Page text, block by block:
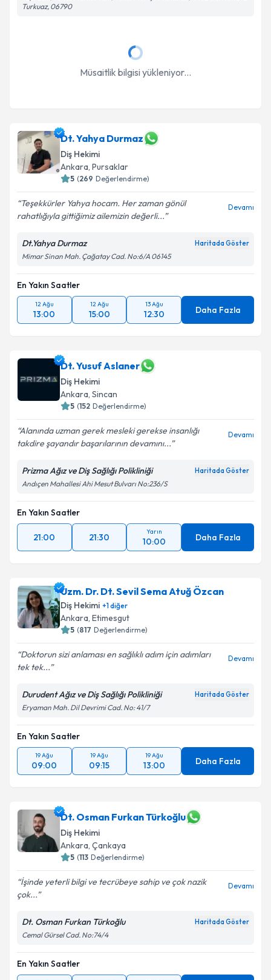
Turkuaz, 06790
Müsaitlik bilgisi yükleniyor...
Dt. Yahya Durmaz
Diş Hekimi
Ankara, Pursaklar
5 (269 Değerlendirme)
Teşekkürler Yahya hocam. Her zaman gönül
rahatlığıyla gittiğimiz ailemizin değerli...
Devamı
Dt.Yahya Durmaz Haritada Göster
Mimar Sinan Mah. Çağatay Cad. No:6/A 06145
En Yakın Saatler
12 Ağu
13:00
12 Ağu
15:00
13 Ağu
12:30 Daha Fazla
Dt. Yusuf Aslaner
Diş Hekimi
Ankara, Sincan
5 (152 Değerlendirme)
Alanında uzman gerek mesleki gerekse insanlığı
takdire şayandır başarılarının devamını...
Devamı
Prizma Ağız ve Diş Sağlığı Polikliniği Haritada Göster
Andıçen Mahallesi Ahi Mesut Bulvarı No:236/S
En Yakın Saatler
21:00 21:30
Yarın
10:00 Daha Fazla
Uzm. Dr. Dt. Sevil Sema Atuğ Özcan
Diş Hekimi +1diğer
Ankara, Etimesgut
5 (817 Değerlendirme)
Doktorun sizi anlaması en sağlıklı adım için adımları
tek tek...
Devamı
Durudent Ağız ve Diş Sağlığı Polikliniği Haritada Göster
Eryaman Mah. Dil Devrimi Cad. No: 41/7
En Yakın Saatler
19 Ağu
09:00
19 Ağu
09:15
19 Ağu
13:00 Daha Fazla
Dt. Osman Furkan Türkoğlu
Diş Hekimi
Ankara, Çankaya
5 (113 Değerlendirme)
İşinde yeterli bilgi ve tecrübeye sahip ve çok nazik
çok...
Devamı
Dt. Osman Furkan Türkoğlu Haritada Göster
Cemal Gürsel Cad. No:74/4
En Yakın Saatler